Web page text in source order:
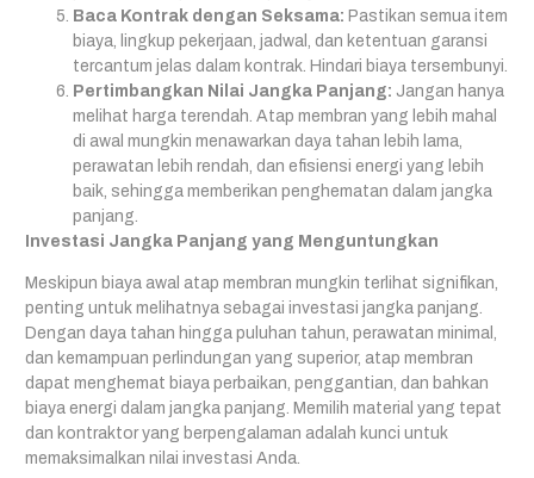
Baca Kontrak dengan Seksama: Pastikan semua item
biaya, lingkup pekerjaan, jadwal, dan ketentuan garansi
tercantum jelas dalam kontrak. Hindari biaya tersembunyi.
Pertimbangkan Nilai Jangka Panjang: Jangan hanya
melihat harga terendah. Atap membran yang lebih mahal
di awal mungkin menawarkan daya tahan lebih lama,
perawatan lebih rendah, dan efisiensi energi yang lebih
baik, sehingga memberikan penghematan dalam jangka
panjang.
Investasi Jangka Panjang yang Menguntungkan
Meskipun biaya awal atap membran mungkin terlihat signifikan,
penting untuk melihatnya sebagai investasi jangka panjang.
Dengan daya tahan hingga puluhan tahun, perawatan minimal,
dan kemampuan perlindungan yang superior, atap membran
dapat menghemat biaya perbaikan, penggantian, dan bahkan
biaya energi dalam jangka panjang. Memilih material yang tepat
dan kontraktor yang berpengalaman adalah kunci untuk
memaksimalkan nilai investasi Anda.